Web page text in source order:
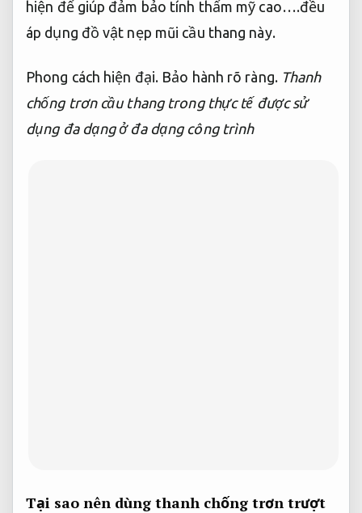
hiện để giúp đảm bảo tính thẩm mỹ cao….đều
áp dụng đồ vật nẹp mũi cầu thang này.
Phong cách hiện đại. Bảo hành rõ ràng. Thanh
chống trơn cầu thang trong thực tế được sử
dụng đa dạng ở đa dạng công trình
Tại sao nên dùng thanh chống trơn trượt